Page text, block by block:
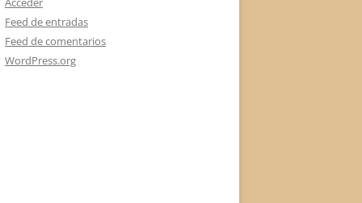
Feed de entradas
Feed de comentarios
WordPress.org